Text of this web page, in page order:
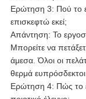
Ερώτηση 3: Πού το
επισκεφτώ εκεί;
Απάντηση: Το
Μπορείτε να
άμεσα. Όλοι οι
θερμά
Ερώτηση 4: Πώς το